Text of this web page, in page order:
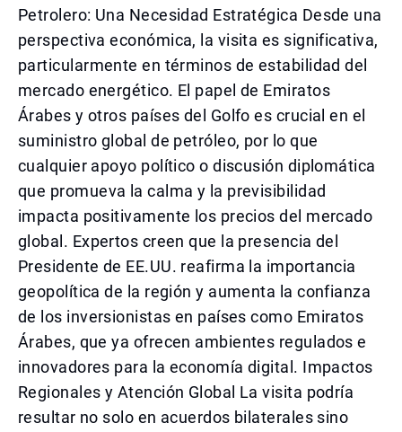
Petrolero: Una Necesidad Estratégica Desde una
perspectiva económica, la visita es significativa,
particularmente en términos de estabilidad del
mercado energético. El papel de Emiratos
Árabes y otros países del Golfo es crucial en el
suministro global de petróleo, por lo que
cualquier apoyo político o discusión diplomática
que promueva la calma y la previsibilidad
impacta positivamente los precios del mercado
global. Expertos creen que la presencia del
Presidente de EE.UU. reafirma la importancia
geopolítica de la región y aumenta la confianza
de los inversionistas en países como Emiratos
Árabes, que ya ofrecen ambientes regulados e
innovadores para la economía digital. Impactos
Regionales y Atención Global La visita podría
resultar no solo en acuerdos bilaterales sino